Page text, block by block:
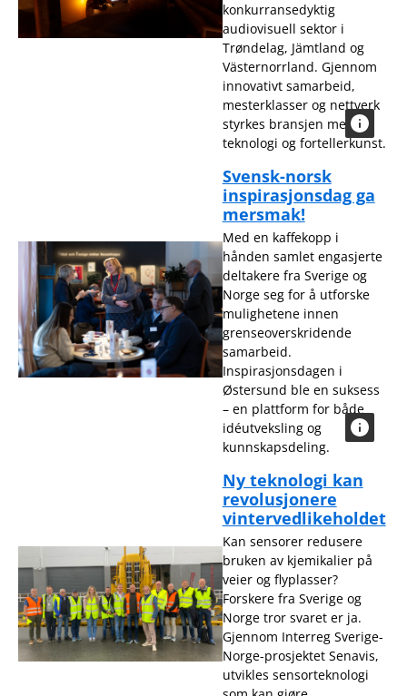
konkurransedyktig
audiovisuell sektor i
Trøndelag, Jämtland og
Västernorrland. Gjennom
innovativt samarbeid,
mesterklasser og nettverk
styrkes bransjen med ny
teknologi og fortellerkunst.
Svensk-norsk
inspirasjonsdag ga
mersmak!
Med en kaffekopp i
hånden samlet engasjerte
deltakere fra Sverige og
Norge seg for å utforske
mulighetene innen
grenseoverskridende
samarbeid.
Inspirasjonsdagen i
Østersund ble en suksess
– en plattform for både
idéutveksling og
kunnskapsdeling.
Ny teknologi kan
revolusjonere
vintervedlikeholdet
Kan sensorer redusere
bruken av kjemikalier på
veier og flyplasser?
Forskere fra Sverige og
Norge tror svaret er ja.
Gjennom Interreg Sverige-
Norge-prosjektet Senavis,
utvikles sensorteknologi